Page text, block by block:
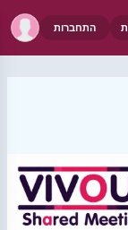
התחברות